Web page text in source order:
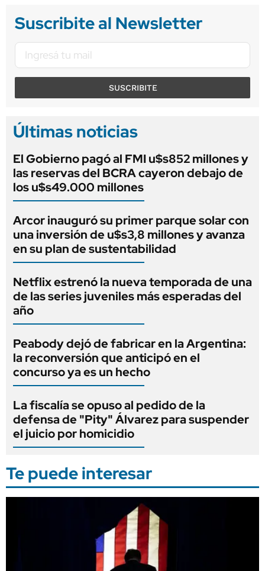
Suscribite al Newsletter
SUSCRIBITE
Últimas noticias
El Gobierno pagó al FMI u$s852 millones y
las reservas del BCRA cayeron debajo de
los u$s49.000 millones
Arcor inauguró su primer parque solar con
una inversión de u$s3,8 millones y avanza
en su plan de sustentabilidad
Netflix estrenó la nueva temporada de una
de las series juveniles más esperadas del
año
Peabody dejó de fabricar en la Argentina:
la reconversión que anticipó en el
concurso ya es un hecho
La fiscalía se opuso al pedido de la
defensa de "Pity" Álvarez para suspender
el juicio por homicidio
Te puede interesar